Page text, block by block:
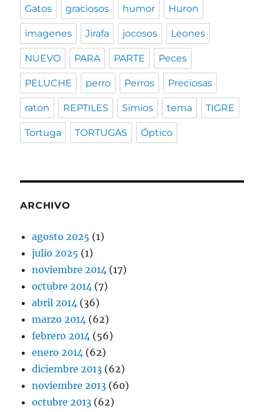
Gatos graciosos humor Huron
imagenes Jirafa jocosos Leones
NUEVO PARA PARTE Peces
PELUCHE perro Perros Preciosas
raton REPTILES Simios tema TIGRE
Tortuga TORTUGAS Óptico
ARCHIVO
agosto 2025 (1)
julio 2025 (1)
noviembre 2014 (17)
octubre 2014 (7)
abril 2014 (36)
marzo 2014 (62)
febrero 2014 (56)
enero 2014 (62)
diciembre 2013 (62)
noviembre 2013 (60)
octubre 2013 (62)